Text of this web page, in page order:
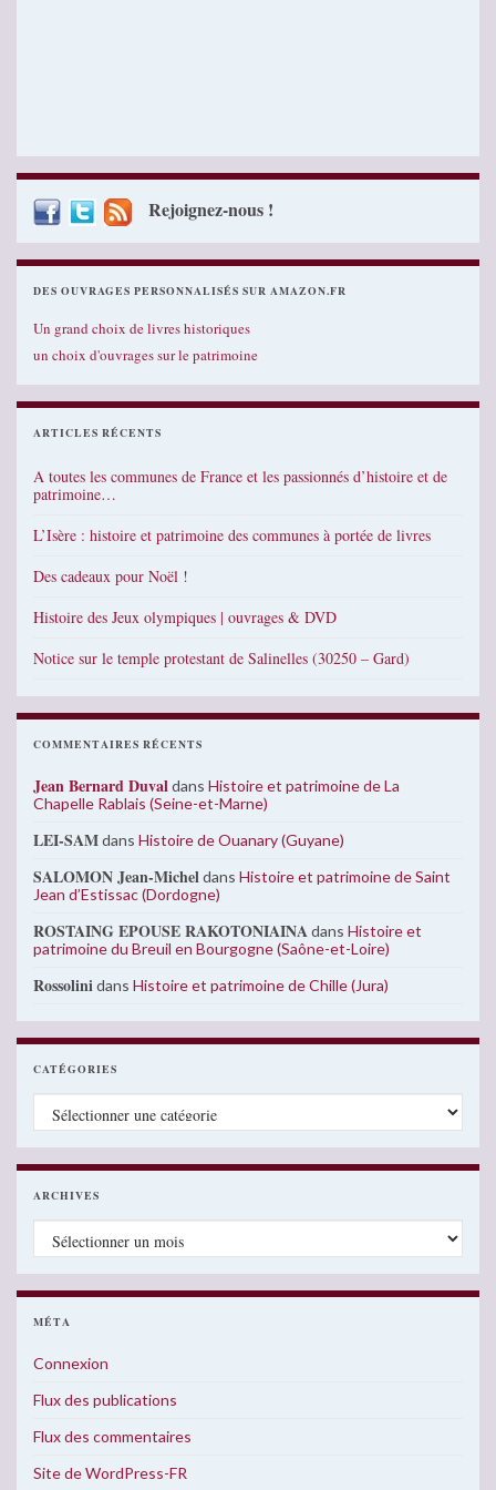
Rejoignez-nous !
DES OUVRAGES PERSONNALISÉS SUR AMAZON.FR
Un grand choix de livres historiques
un choix d'ouvrages sur le patrimoine
ARTICLES RÉCENTS
A toutes les communes de France et les passionnés d’histoire et de
patrimoine…
L’Isère : histoire et patrimoine des communes à portée de livres
Des cadeaux pour Noël !
Histoire des Jeux olympiques | ouvrages & DVD
Notice sur le temple protestant de Salinelles (30250 – Gard)
COMMENTAIRES RÉCENTS
Jean Bernard Duvaldans Histoire et patrimoine de La
Chapelle Rablais (Seine-et-Marne)
LEI-SAMdans Histoire de Ouanary (Guyane)
SALOMON Jean-Micheldans Histoire et patrimoine de Saint
Jean d’Estissac (Dordogne)
ROSTAING EPOUSE RAKOTONIAINAdans Histoire et
patrimoine du Breuil en Bourgogne (Saône-et-Loire)
Rossolinidans Histoire et patrimoine de Chille (Jura)
CATÉGORIES
Catégories
ARCHIVES
Archives
MÉTA
Connexion
Flux des publications
Flux des commentaires
Site de WordPress-FR